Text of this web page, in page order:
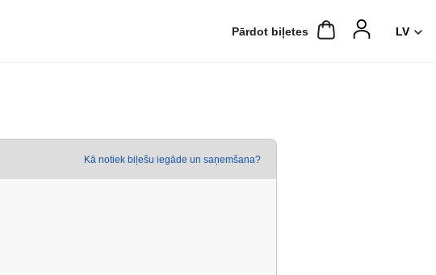
Pārdot biļetes
Kā notiek biļešu iegāde un saņemšana?